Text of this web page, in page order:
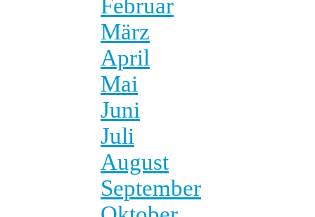
Februar
März
April
Mai
Juni
Juli
August
September